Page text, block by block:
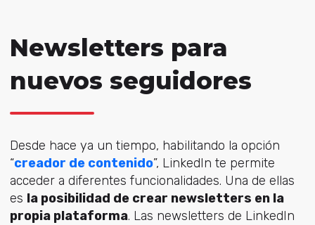
Newsletters para
nuevos seguidores
Desde hace ya un tiempo, habilitando la opción
“creador de contenido”, LinkedIn te permite
acceder a diferentes funcionalidades. Una de ellas
es la posibilidad de crear newsletters en la
propia plataforma. Las newsletters de LinkedIn